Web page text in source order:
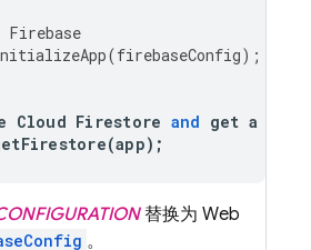
Firebase
(firebaseConfig);
Cloud Firestore and get a
(app);
替换为 Web
。